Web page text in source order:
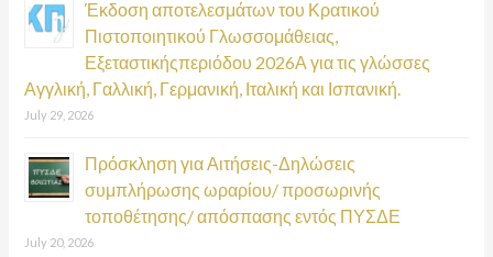
Έκδοση αποτελεσμάτων του Κρατικού
Πιστοποιητικού Γλωσσομάθειας,
Εξεταστικήςπεριόδου 2026Α για τις γλώσσες
Αγγλική, Γαλλική, Γερμανική, Ιταλική και Ισπανική.
July 29, 2026
Πρόσκληση για Αιτήσεις-Δηλώσεις
συμπλήρωσης ωραρίου/ προσωρινής
τοποθέτησης/ απόσπασης εντός ΠΥΣΔΕ
July 20, 2026